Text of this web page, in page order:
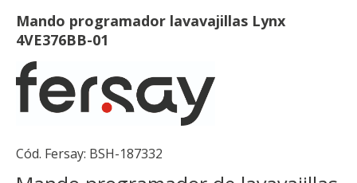
Mando programador lavavajillas Lynx
4VE376BB-01
Cód. Fersay: BSH-187332